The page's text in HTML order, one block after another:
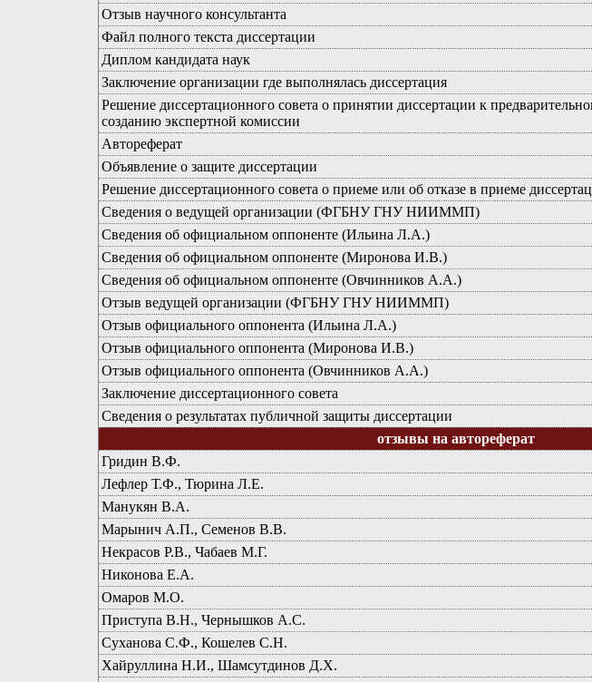
Отзыв научного консультанта
Файл полного текста диссертации
Диплом кандидата наук
Заключение организации где выполнялась диссертация
Решение диссертационного совета о принятии диссертации к
созданию экспертной комиссии
Автореферат
Объявление о защите диссертации
Решение диссертационного совета о приеме или об отказе в приеме
Сведения о ведущей организации (ФГБНУ ГНУ НИИММП)
Сведения об официальном оппоненте (Ильина Л.А.)
Сведения об официальном оппоненте (Миронова И.В.)
Сведения об официальном оппоненте (Овчинников А.А.)
Отзыв ведущей организации (ФГБНУ ГНУ НИИММП)
Отзыв официального оппонента (Ильина Л.А.)
Отзыв официального оппонента (Миронова И.В.)
Отзыв официального оппонента (Овчинников А.А.)
Заключение диссертационного совета
Сведения о результатах публичной защиты диссертации
отзывы на автореферат
Гридин В.Ф.
Лефлер Т.Ф., Тюрина Л.Е.
Манукян В.А.
Марынич А.П., Семенов В.В.
Некрасов Р.В., Чабаев М.Г.
Никонова Е.А.
Омаров М.О.
Приступа В.Н., Чернышков А.С.
Суханова С.Ф., Кошелев С.Н.
Хайруллина Н.И., Шамсутдинов Д.Х.